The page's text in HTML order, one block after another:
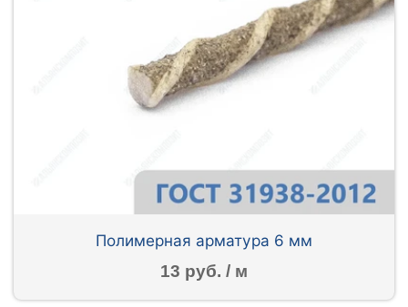
Полимерная арматура 6 мм
13 руб. / м